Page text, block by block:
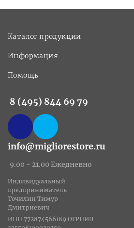
Каталог продукции
Информация
Помощь
8 (495) 844 69 79
info@migliorestore.ru
9.00 - 21.00 Ежедневно
Индивидуальный
предприниматель
Точилин Тимур
Дмитриевич
ИНН 772874566189 ОГРНИП